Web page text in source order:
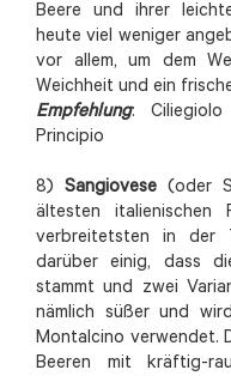
Beere und ihrer
heute viel weniger
vor allem, um dem
Weichheit und ein
Empfehlung:
Principio
8) Sangiovese (oder
ältesten
verbreitetsten in der
darüber einig, dass
stammt und zwei
nämlich süßer und
Montalcino verwendet.
Beeren mit kräftig-